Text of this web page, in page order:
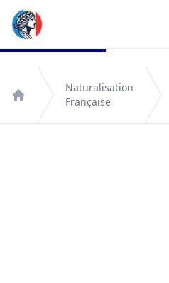
Accueil
Naturalisation
Française